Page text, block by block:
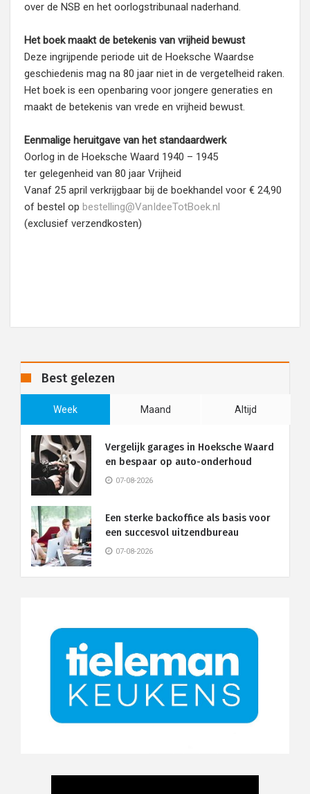
over de NSB en het oorlogstribunaal naderhand.
Het boek maakt de betekenis van vrijheid bewust
Deze ingrijpende periode uit de Hoeksche Waardse
geschiedenis mag na 80 jaar niet in de vergetelheid raken.
Het boek is een openbaring voor jongere generaties en
maakt de betekenis van vrede en vrijheid bewust.
Eenmalige heruitgave van het standaardwerk
Oorlog in de Hoeksche Waard 1940 – 1945
ter gelegenheid van 80 jaar Vrijheid
Vanaf 25 april verkrijgbaar bij de boekhandel voor € 24,90
of bestel op bestelling@VanIdeeTotBoek.nl
(exclusief verzendkosten)
Best gelezen
Week Maand Altijd
Vergelijk garages in Hoeksche Waard
en bespaar op auto-onderhoud
07-08-2026
Een sterke backoffice als basis voor
een succesvol uitzendbureau
07-08-2026